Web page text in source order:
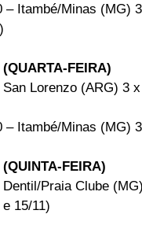
– Itambé/Minas (MG)
(QUARTA-FEIRA)
San Lorenzo (ARG) 3
– Itambé/Minas (MG)
(QUINTA-FEIRA)
Dentil/Praia Clube
15/11)